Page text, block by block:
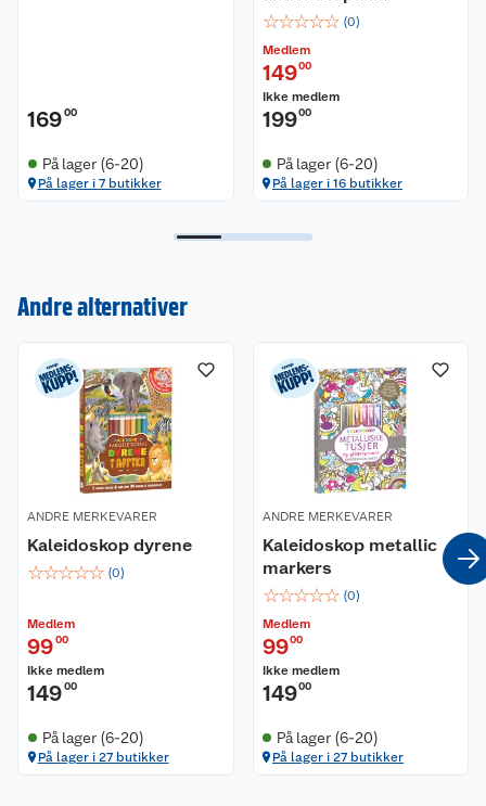
16900
På lager (6-20)
På lager i 7 butikker
☆☆☆☆☆ (0)
Medlem
14900
Ikke medlem
19900
På lager (6-20)
På lager i 16 butikker
Andre alternativer
ANDRE MERKEVARER
Kaleidoskop dyrene
☆☆☆☆☆ (0)
Medlem
9900
Ikke medlem
14900
På lager (6-20)
På lager i 27 butikker
ANDRE MERKEVARER
Kaleidoskop metallic
markers
☆☆☆☆☆ (0)
Medlem
9900
Ikke medlem
14900
På lager (6-20)
På lager i 27 butikker
Nyheter
Våre butikker
Våre merkevarer
Coop kjeder
Bærekraft
Kundeservice
Kontakt oss
Angre- og returrett
Reklamasjon og garanti
Ofte stilte spørsmål
Betalingsalternativer
Pakkesporing
Kjøpsvilkår
Åpent kjøp
Coop medlem
Klikk og hent
Festdrakter til hele familien
Hagemøbler og utemøbler